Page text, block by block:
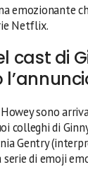
emozionante
Netflix.
cast di
sono
colleghi di
Gentry
serie di emoji